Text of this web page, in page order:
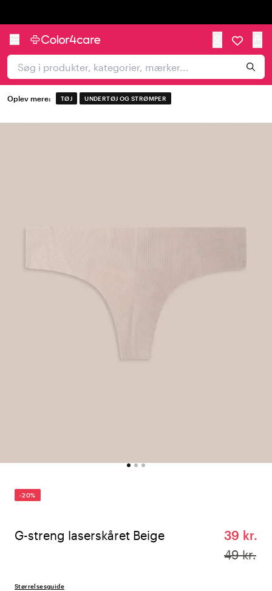
Oplev mere: TØJ UNDERTØJ OG STRØMPER
-20%
G-streng laserskåret Beige
39 kr.
49 kr.
Størrelsesguide